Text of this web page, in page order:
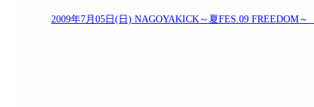
2009年7月05日(日) NAGOYAKICK～夏FES.09 FREEDOM～